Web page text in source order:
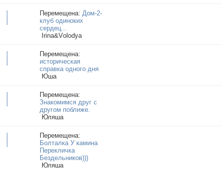
Перемещена: Дом-2-
клуб одиноких
сердец...
Irina&Vоlodyа
Перемещена:
историческая
справка одного дня
Юша
Перемещена:
Знакомимся друг с
другом поближе.
Юляша
Перемещена:
Болталка У камина
Перекличка
Бездельников)))
Юляша